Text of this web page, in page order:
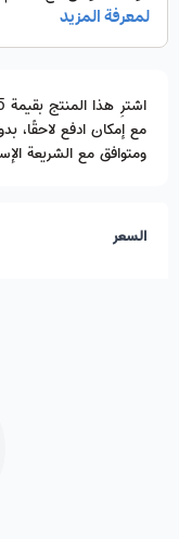
اشترِ هذا المنتج بقيمة 105
مع إمكان ادفع لاحقًا،
ومتوافق مع الشريعة
السعر